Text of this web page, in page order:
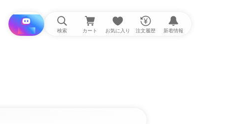
i と探す 検索 カート お気に入り 注文履歴 新着情報